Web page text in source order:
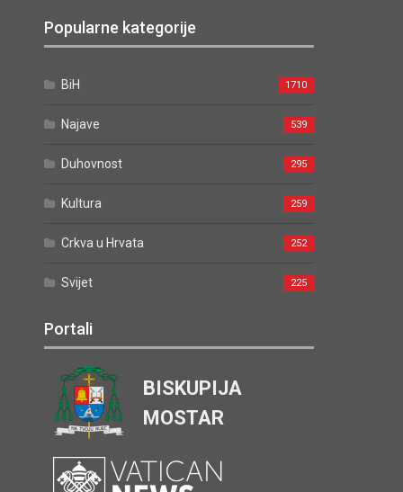
Popularne kategorije
BiH 1710
Najave 539
Duhovnost 295
Kultura 259
Crkva u Hrvata 252
Svijet 225
Portali
BISKUPIJA
MOSTAR